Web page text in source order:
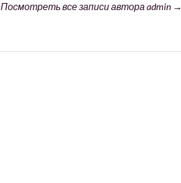
Посмотреть все записи автора admin →